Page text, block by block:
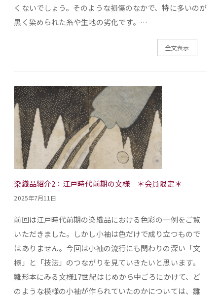
くないでしょう。そのような損傷のなかで、特に多いのが
黒く染められた糸や生地の劣化です。…
全文表示
染織品紹介2：江戸時代前期の文様 ＊会員限定＊
2025年7月11日
前回は江戸時代前期の染織品における色彩の一例をご覧
いただきました。しかし小袖は色だけで成り立つもので
はありません。今回は小袖の流行にも関わりの深い「文
様」と「技法」のつながりを見ていきたいと思います。
雛形本にみる文様17世紀はじめから中ごろにかけて、ど
のような模様の小袖が作られていたのかについては、雛